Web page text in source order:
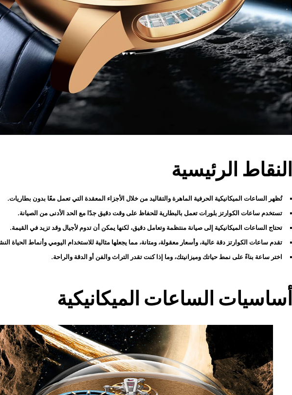
النقاط الرئيسية
تُظهر الساعات الميكانيكية الحرفية الماهرة والتقاليد من خلال الأجزاء المعقدة التي تعمل معًا بدون بطاريات.
تستخدم ساعات الكوارتز بلورات تعمل بالبطارية للحفاظ على وقت دقيق جدًا مع الحد الأدنى من الصيانة.
تحتاج الساعات الميكانيكية إلى صيانة منتظمة وتعامل دقيق، لكنها يمكن أن تدوم لأجيال وقد تزيد في القيمة.
تقدم ساعات الكوارتز دقة عالية، وأسعار معقولة، ومتانة، مما يجعلها مثالية للاستخدام اليومي وأنماط الحياة
اختر ساعة بناءً على نمط حياتك وميزانيتك، وما إذا كنت تقدر التراث والفن أو الدقة والراحة.
أساسيات الساعات الميكانيكية